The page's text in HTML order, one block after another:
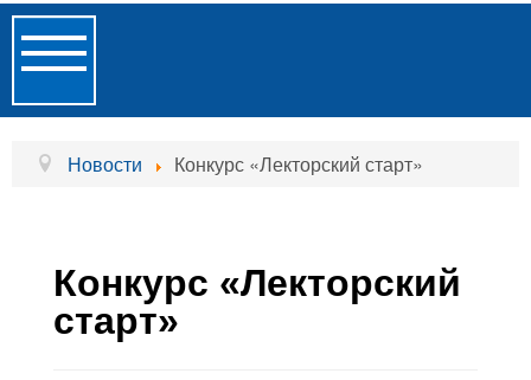
Toggle
Navigation
Главная
Образовательные услуги
Новости Конкурс «Лекторский старт»
Конкурс «Лекторский
старт»